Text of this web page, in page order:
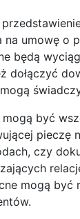
umowę o
będą
dołączyć
być
pieczę
czy
mogą